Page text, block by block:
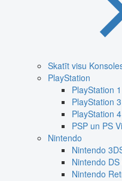
Skatīt visu
PlayStation
PlayStation
PlayStation 3
PlayStation
PSP un PS
Nintendo
Nintendo
Nintendo
Nintendo